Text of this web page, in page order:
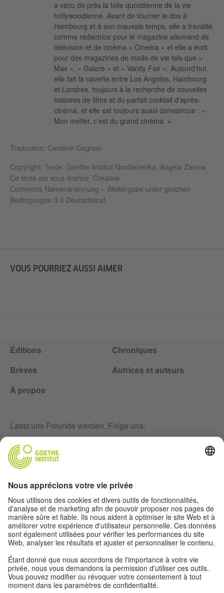
a vécu de près la folie quotidienne de la vie
hollywoodienne. Avant de tourner le dos à
Hambourg et à son mauvais temps, elle a travaillé
comme rédactrice pour le magazine allemand de
télévision et de cinéma « Cinema » et elle a écrit
pour des magazines de mode de vie tels que «
Max », « Galore « et « Vanity Fair ». Aujourd'hui,
elle fait la navette entre Los Angeles, Hambourg
et Londres, toujours à la recherche de nouvelles
histoires de films et du parfait cocktail d'après-
cinéma, et elle est toujours aussi convaincue : «
Mon métier, c’est du grand cinéma. »
Traduction: Caroline Gagnon
Copyright: Texte: Goethe-Institut Nordamerika, Angela Zierow.
Ce texte est sous licence Creative
Commons Namensnennung – Weitergabe unter gleichen
Bedingungen 3.0 Deutschland.
VOUS POURRIEZ AUSSI AIMER
Éditions
Chroniques
Brèves
Autrices et auteurs
À propos
Infolettre
Mentions légales
Paramètres de confidentialité
Protection des données personnelles
Conditions d'utilisation
Lasst uns Freunde werden. Folge uns:
Autres offres du monde du Goethe-
Institut: